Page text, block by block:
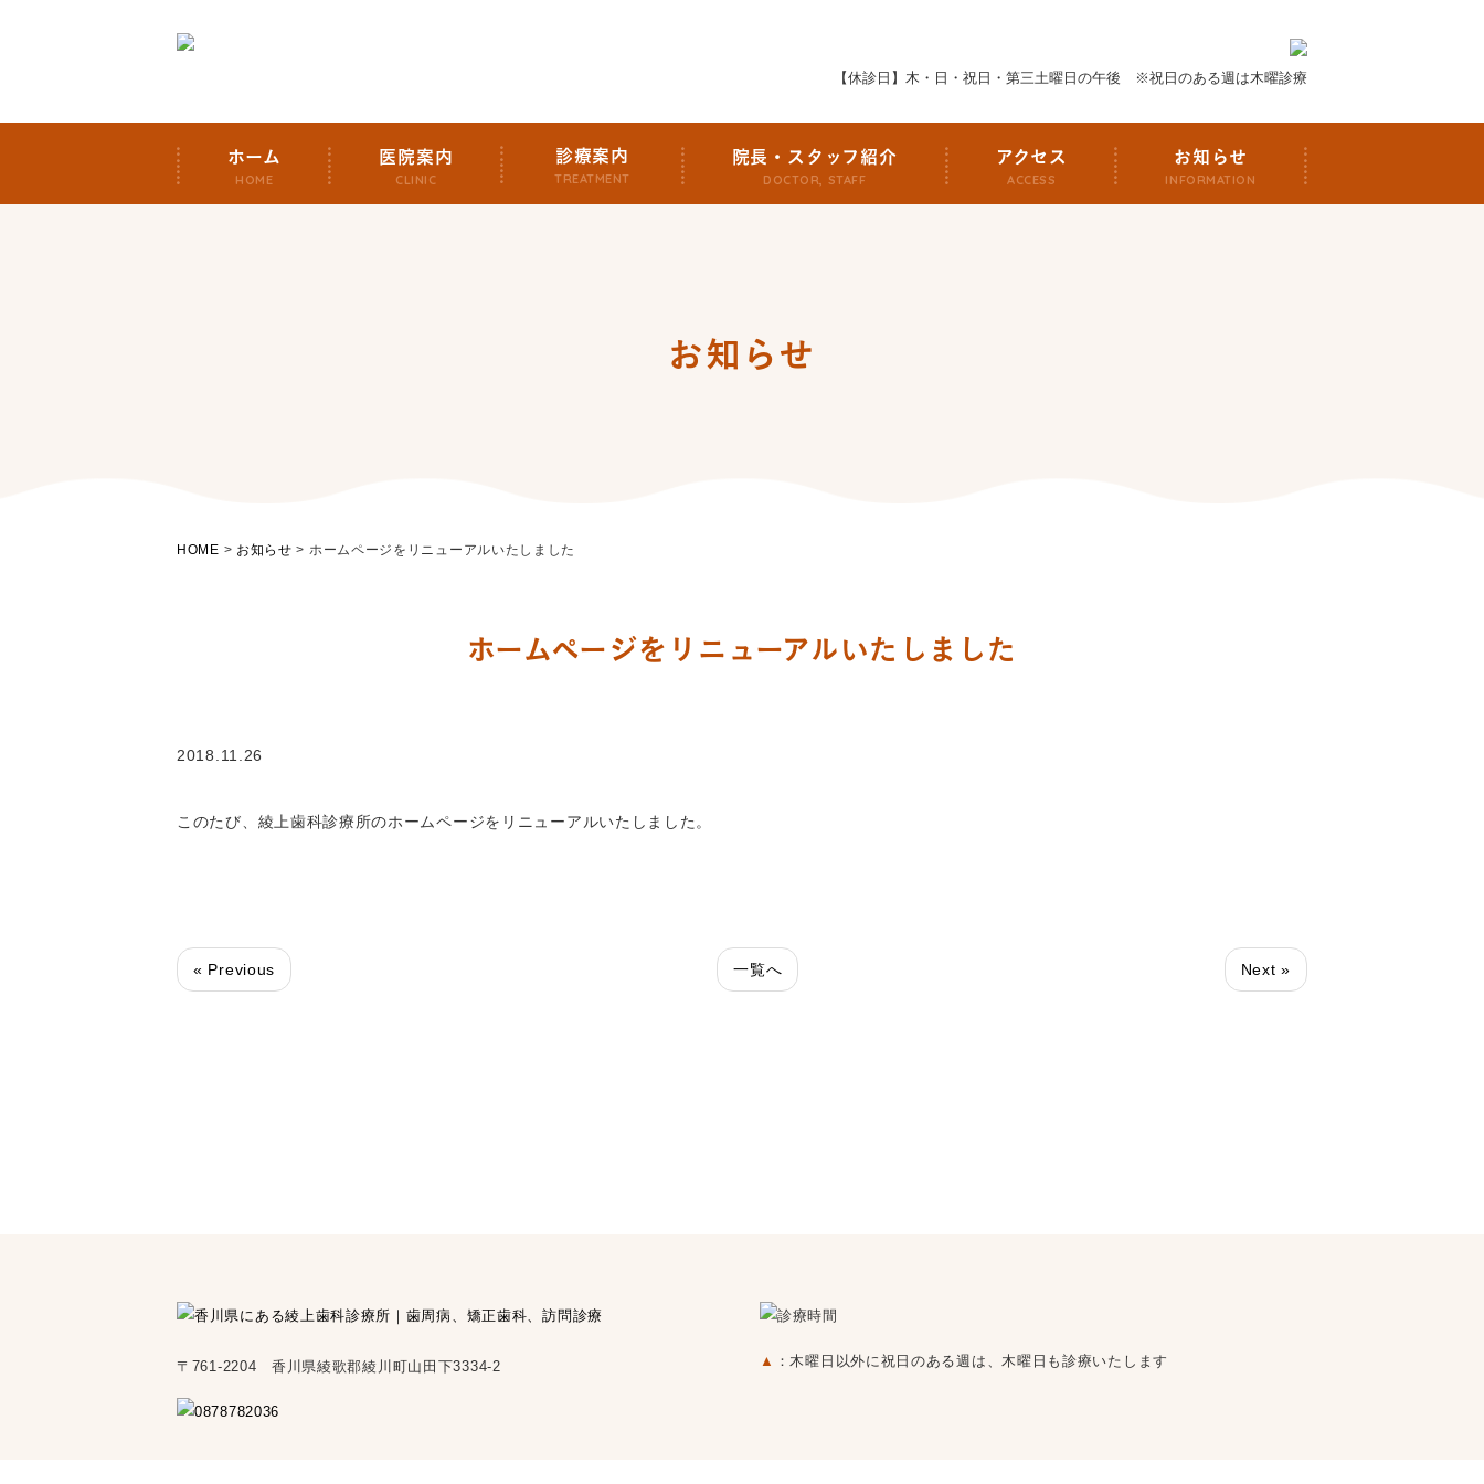
【休診日】木・日・祝日・第三土曜日の午後 ※祝日のある週は木曜診療
ホーム
HOME
医院案内
CLINIC
診療案内
TREATMENT
院長・スタッフ紹介
DOCTOR, STAFF
アクセス
ACCESS
お知らせ
INFORMATION
お知らせ
HOME > お知らせ > ホームページをリニューアルいたしました
ホームページをリニューアルいたしました
2018.11.26
このたび、綾上歯科診療所のホームページをリニューアルいたしました。
« Previous 一覧へ Next »
〒761-2204 香川県綾歌郡綾川町山田下3334-2 ▲ ：木曜日以外に祝日のある週は、木曜日も診療いたします